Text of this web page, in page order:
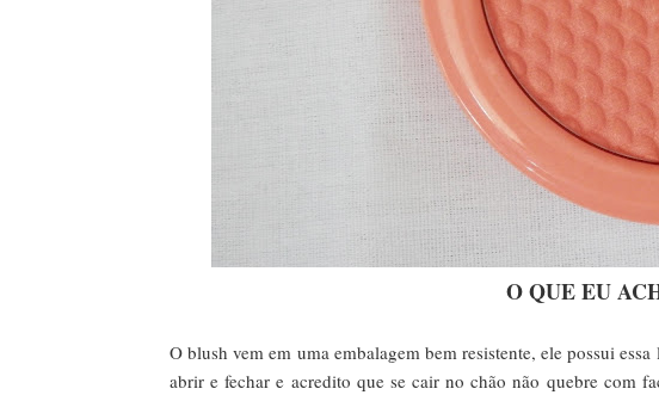
O QUE EU
O blush vem em uma embalagem bem resistente, ele possui
abrir e fechar e acredito que se cair no chão não quebre com